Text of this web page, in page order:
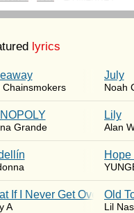
lyrics
Chainsmokers
July
Noah
Grande
Lily
Alan
Hope
If I Never Get Over You
A
Old
Lil